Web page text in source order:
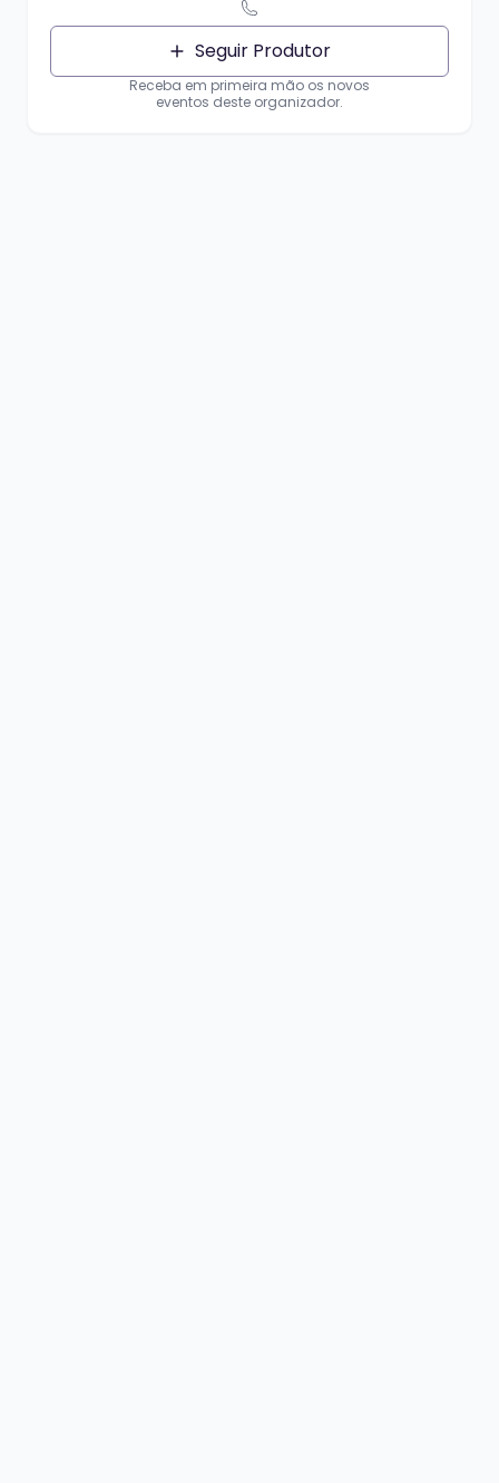
Seguir Produtor
Receba em primeira mão os novos
eventos deste organizador.